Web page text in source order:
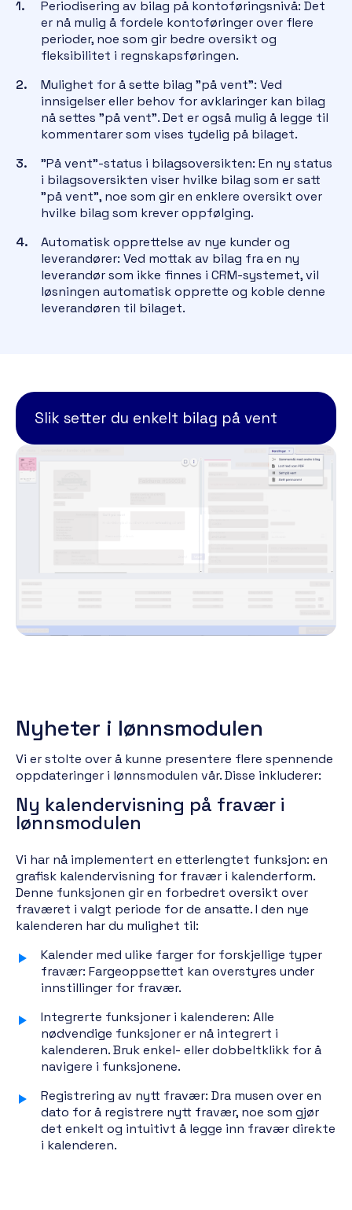
Periodisering av bilag på kontoføringsnivå: Det
er nå mulig å fordele kontoføringer over flere
perioder, noe som gir bedre oversikt og
fleksibilitet i regnskapsføringen.
Mulighet for å sette bilag "på vent": Ved
innsigelser eller behov for avklaringer kan bilag
nå settes "på vent". Det er også mulig å legge til
kommentarer som vises tydelig på bilaget.
"På vent"-status i bilagsoversikten: En ny status
i bilagsoversikten viser hvilke bilag som er satt
"på vent", noe som gir en enklere oversikt over
hvilke bilag som krever oppfølging.
Automatisk opprettelse av nye kunder og
leverandører: Ved mottak av bilag fra en ny
leverandør som ikke finnes i CRM-systemet, vil
løsningen automatisk opprette og koble denne
leverandøren til bilaget.
Slik setter du enkelt bilag på vent
Nyheter i lønnsmodulen
Vi er stolte over å kunne presentere flere spennende
oppdateringer i lønnsmodulen vår. Disse inkluderer:
Ny kalendervisning på fravær i
lønnsmodulen
Vi har nå implementert en etterlengtet funksjon: en
grafisk kalendervisning for fravær i kalenderform.
Denne funksjonen gir en forbedret oversikt over
fraværet i valgt periode for de ansatte. I den nye
kalenderen har du mulighet til:
Kalender med ulike farger for forskjellige typer
fravær: Fargeoppsettet kan overstyres under
innstillinger for fravær.
Integrerte funksjoner i kalenderen: Alle
nødvendige funksjoner er nå integrert i
kalenderen. Bruk enkel- eller dobbeltklikk for å
navigere i funksjonene.
Registrering av nytt fravær: Dra musen over en
dato for å registrere nytt fravær, noe som gjør
det enkelt og intuitivt å legge inn fravær direkte
i kalenderen.